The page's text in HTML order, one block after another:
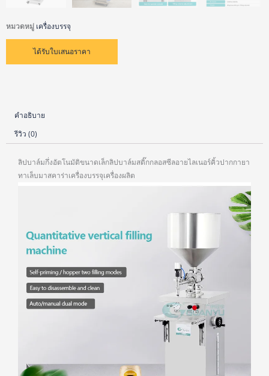
หมวดหมู่ เครื่องบรรจุ
ได้รับใบเสนอราคา
คำอธิบาย
รีวิว (0)
ลิปบาล์มกึ่งอัตโนมัติขนาดเล็กลิปบาล์มสติ๊กกลอสซีลอายไลเนอร์คิ้วปากกายา
ทาเล็บมาสคาร่าเครื่องบรรจุเครื่องผลิต